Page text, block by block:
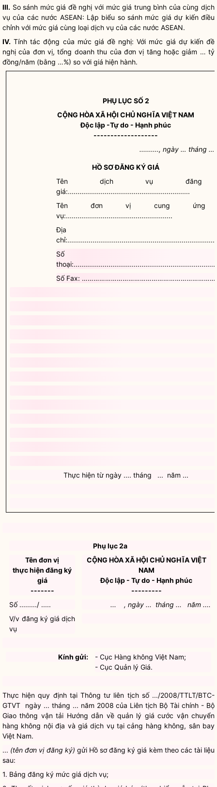
III. So sánh mức giá đề nghị với mức giá trung bình của cùng dịch
vụ của các nước ASEAN: Lập biểu so sánh mức giá dự kiến điều
chỉnh với mức giá cùng loại dịch vụ của các nước ASEAN.
IV. Tính tác động của mức giá đề nghị: Với mức giá dự kiến đề
nghị của đơn vị, tổng doanh thu của đơn vị tăng hoặc giảm … tỷ
đồng/năm (bằng …%) so với giá hiện hành.
PHỤ LỤC SỐ 2
CỘNG HÒA XÃ HỘI CHỦ NGHĨA VIỆT NAM
Độc lập -Tự do - Hạnh phúc
-------------------
.........., ngày … tháng …
HỒ SƠ ĐĂNG KÝ GIÁ
Tên dịch vụ
giá:...............................................................
Tên đơn vị cung ứng
vụ:.......................................................
Địa
chỉ
Số
Số Fax:
Kính gửi:
- Cục Hàng không Việt Nam;
Thực hiện quy định tại Thông tư liên tịch số .../2008/TTLT/BTC-
hàng không nội địa và giá dịch vụ tại cảng hàng không, sân bay
(tên đơn vị đăng ký)
gửi Hồ sơ đăng ký giá kèm theo các tài liệu
1. Bảng đăng ký mức giá dịch vụ;
2. Thuyết minh cơ cấu giá thành, giá bán (theo biểu mẫu tại Phụ
lục 1b và Phụ lục 1c); phân tích nguyên nhân tăng hoặc giảm giá;
3. Mức giá tại Hồ sơ gửi kèm theo công văn này có hiệu lực thi
(tên đơn vị đăng ký)chịu trách nhiệm trước pháp luật về tính
đúng đắn của mức giá mà chúng tôi đã đăng ký.
Nơi nhận:
- Như trên;
- Lưu:
THỦ TRƯỞNG ĐƠN VỊ
(Đơn vị đăng ký giá)
Ghi nhận ngày nộp Hồ sơ đăng ký giá của cơ quan quản lý Nhà
nước